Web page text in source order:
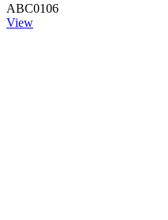
ABC0106
View